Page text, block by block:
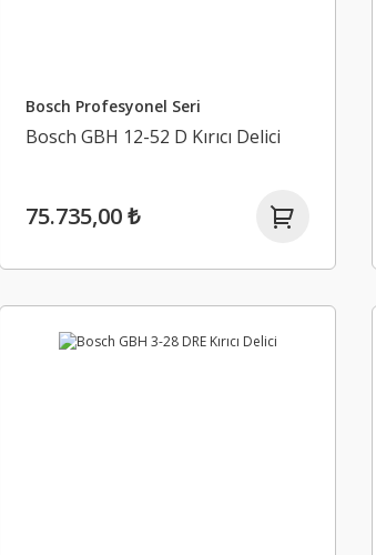
Bosch Profesyonel Seri
Bosch GBH 12-52 D Kırıcı Delici
75.735,00 ₺